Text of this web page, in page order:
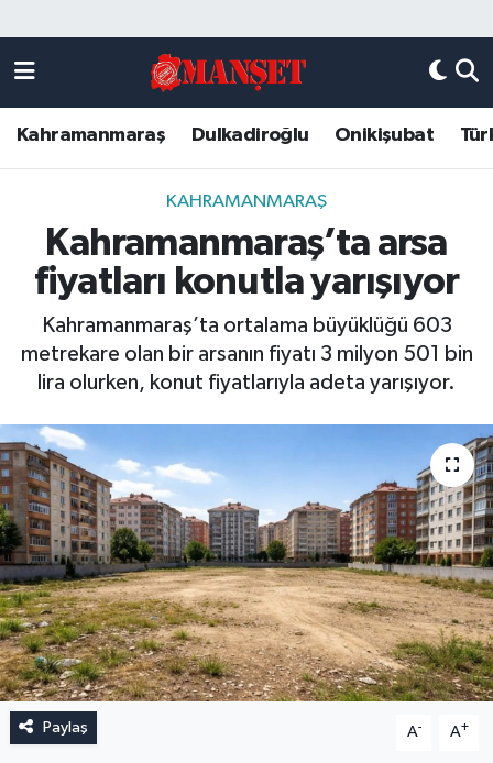
Kahramanmaraş Dulkadiroğlu Onikişubat
KAHRAMANMARAŞ
Kahramanmaraş’ta arsa
fiyatları konutla yarışıyor
Kahramanmaraş’ta ortalama büyüklüğü 603
metrekare olan bir arsanın fiyatı 3 milyon 501 bin
lira olurken, konut fiyatlarıyla adeta yarışıyor.
Paylaş A- A+
DULKADİROĞLU
KAHRAMANMARAŞ
ONİKİŞUBAT
Künye
Kahramanmaraş Nöbetçi Eczaneler
Kahramanmaraş Hava Durumu
Kahramanmaraş Trafik Yoğunluk Haritası
Süper Lig Puan Durumu ve Fikstür
Son Dakika Haberleri